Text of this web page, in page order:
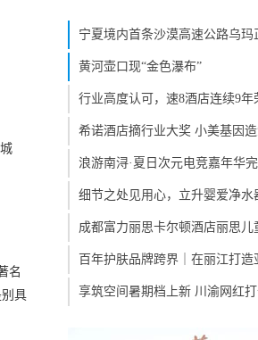
名
具
宁夏境内首条沙漠高速公路乌玛
黄河壶口现“金色瀑布”
行业高度认可，速8酒店连续9年
希诺酒店摘行业大奖 小美基因
浪游南浔·夏日次元电竞嘉年华
细节之处见用心，立升婴爱净水
成都富力丽思卡尔顿酒店丽思儿
百年护肤品牌跨界｜在丽江打造
享筑空间暑期档上新 川渝网红